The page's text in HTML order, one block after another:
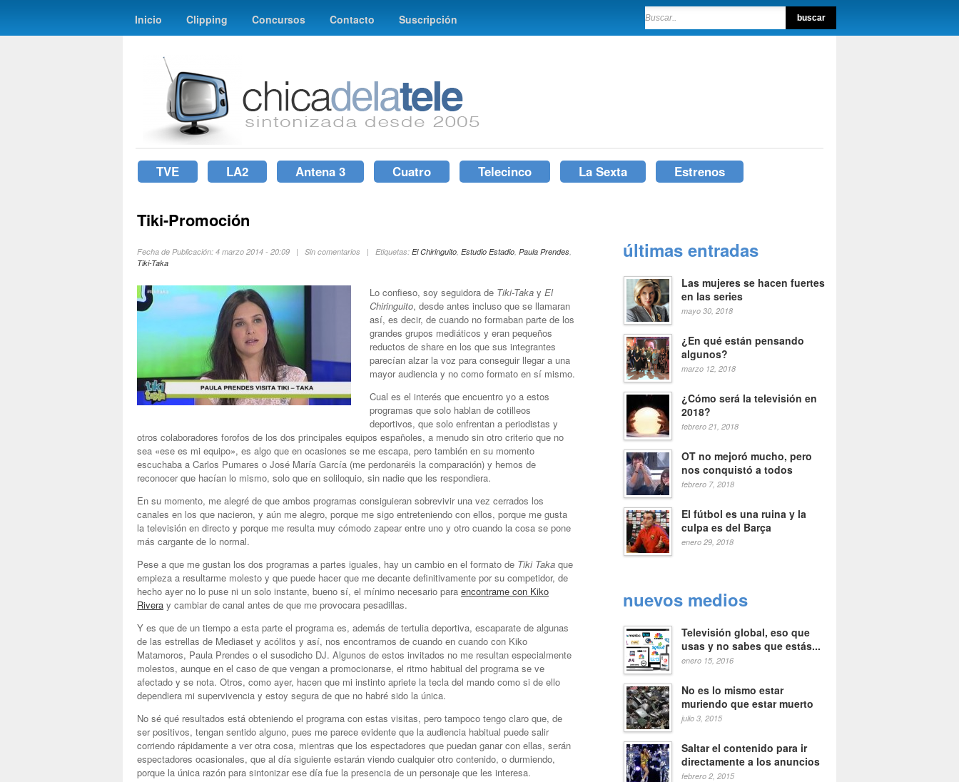
Inicio Clipping Concursos Contacto Suscripción
TVE LA2 Antena 3 Cuatro Telecinco La Sexta Estrenos
Tiki-Promoción
Fecha de Publicación: 4 marzo 2014 - 20:09 | Sin comentarios | Etiquetas: El Chiringuito, Estudio Estadio, Paula Prendes,
Tiki-Taka
Lo confieso, soy seguidora de Tiki-Taka y El
Chiringuito, desde antes incluso que se llamaran
así, es decir, de cuando no formaban parte de los
grandes grupos mediáticos y eran pequeños
reductos de share en los que sus integrantes
parecían alzar la voz para conseguir llegar a una
mayor audiencia y no como formato en sí mismo.
Cual es el interés que encuentro yo a estos
programas que solo hablan de cotilleos
deportivos, que solo enfrentan a periodistas y
otros colaboradores forofos de los dos principales equipos españoles, a menudo sin otro criterio que no
sea «ese es mi equipo», es algo que en ocasiones se me escapa, pero también en su momento
escuchaba a Carlos Pumares o José María García (me perdonaréis la comparación) y hemos de
reconocer que hacían lo mismo, solo que en soliloquio, sin nadie que les respondiera.
En su momento, me alegré de que ambos programas consiguieran sobrevivir una vez cerrados los
canales en los que nacieron, y aún me alegro, porque me sigo entreteniendo con ellos, porque me gusta
la televisión en directo y porque me resulta muy cómodo zapear entre uno y otro cuando la cosa se pone
más cargante de lo normal.
Pese a que me gustan los dos programas a partes iguales, hay un cambio en el formato de Tiki Taka que
empieza a resultarme molesto y que puede hacer que me decante definitivamente por su competidor, de
hecho ayer no lo puse ni un solo instante, bueno sí, el mínimo necesario para encontrame con Kiko
Rivera y cambiar de canal antes de que me provocara pesadillas.
Y es que de un tiempo a esta parte el programa es, además de tertulia deportiva, escaparate de algunas
de las estrellas de Mediaset y acólitos y así, nos encontramos de cuando en cuando con Kiko
Matamoros, Paula Prendes o el susodicho DJ. Algunos de estos invitados no me resultan especialmente
molestos, aunque en el caso de que vengan a promocionarse, el ritmo habitual del programa se ve
afectado y se nota. Otros, como ayer, hacen que mi instinto apriete la tecla del mando como si de ello
dependiera mi supervivencia y estoy segura de que no habré sido la única.
No sé qué resultados está obteniendo el programa con estas visitas, pero tampoco tengo claro que, de
ser positivos, tengan sentido alguno, pues me parece evidente que la audiencia habitual puede salir
corriendo rápidamente a ver otra cosa, mientras que los espectadores que puedan ganar con ellas, serán
espectadores ocasionales, que al día siguiente estarán viendo cualquier otro contenido, o durmiendo,
porque la única razón para sintonizar ese día fue la presencia de un personaje que les interesa.
últimas entradas
Las mujeres se hacen fuertes
en las series
mayo 30, 2018
¿En qué están pensando
algunos?
marzo 12, 2018
¿Cómo será la televisión en
2018?
febrero 21, 2018
OT no mejoró mucho, pero
nos conquistó a todos
febrero 7, 2018
El fútbol es una ruina y la
culpa es del Barça
enero 29, 2018
nuevos medios
Televisión global, eso que
usas y no sabes que estás...
enero 15, 2016
No es lo mismo estar
muriendo que estar muerto
julio 3, 2015
Saltar el contenido para ir
directamente a los anuncios
febrero 2, 2015